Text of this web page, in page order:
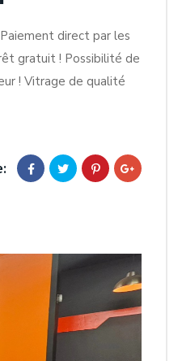
direct par les
gratuit ! Possibilité de
! Vitrage de qualité